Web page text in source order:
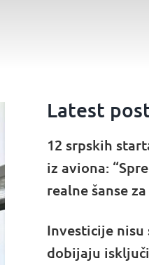
Latest
12 srpskih
iz aviona:
realne šanse za
Investicije
dobijaju